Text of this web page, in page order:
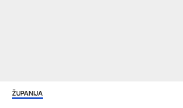
ŽUPANIJA